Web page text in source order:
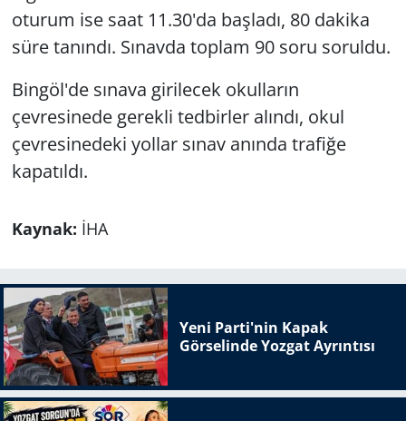
oturum ise saat 11.30'da başladı, 80 dakika
süre tanındı. Sınavda toplam 90 soru soruldu.
Bingöl'de sınava girilecek okulların
çevresinede gerekli tedbirler alındı, okul
çevresinedeki yollar sınav anında trafiğe
kapatıldı.
Kaynak: İHA
Yeni Parti'nin Kapak
Görselinde Yozgat Ayrıntısı